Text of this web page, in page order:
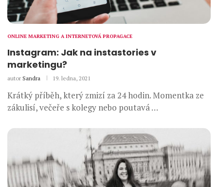
ONLINE MARKETING A INTERNETOVÁ PROPAGACE
Instagram: Jak na instastories v
marketingu?
autor Sandra 19. ledna, 2021
Krátký příběh, který zmizí za 24 hodin. Momentka ze
zákulisí, večeře s kolegy nebo poutavá …